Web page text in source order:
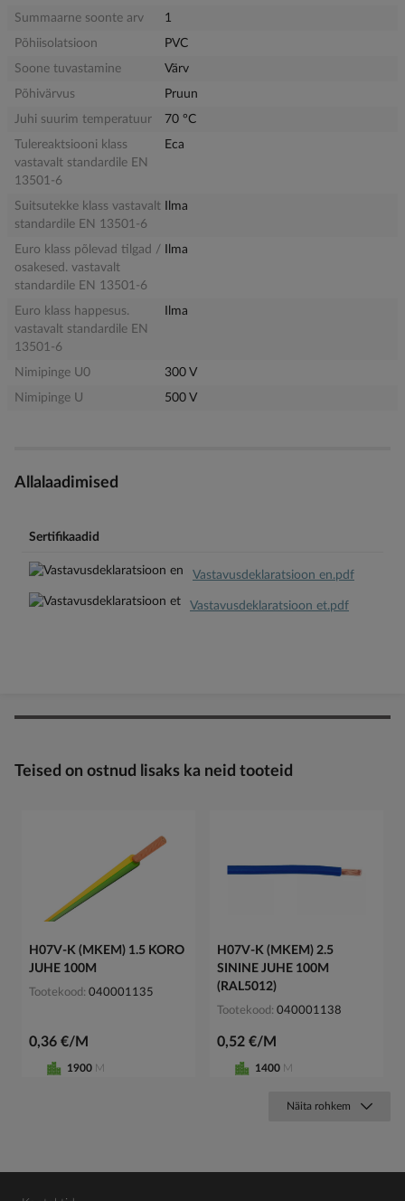
Summaarne soonte arv
1
Põhiisolatsioon
PVC
Soone tuvastamine
Värv
Põhivärvus
Pruun
Juhi suurim temperatuur
70 °C
Tulereaktsiooni klass
vastavalt standardile EN
13501-6
Eca
Suitsutekke klass vastavalt
standardile EN 13501-6
Ilma
Euro klass põlevad tilgad /
osakesed. vastavalt
standardile EN 13501-6
Ilma
Euro klass happesus.
vastavalt standardile EN
13501-6
Ilma
Nimipinge U0
300 V
Nimipinge U
500 V
Allalaadimised
Sertifikaadid
Vastavusdeklaratsioon en.pdf
Vastavusdeklaratsioon et.pdf
Teised on ostnud lisaks ka neid tooteid
H07V-K (MKEM) 1.5 KORO
JUHE 100M
Tootekood 040001135
0,36 €/M
1900 M
H07V-K (MKEM) 2.5
SININE JUHE 100M
(RAL5012)
Tootekood 040001138
0,52 €/M
1400 M
Näita rohkem